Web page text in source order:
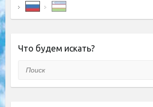
Что будем искать?
Поиск